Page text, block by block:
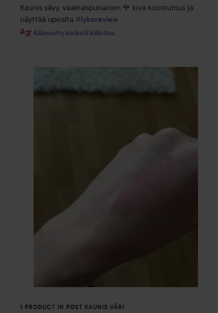
/
5
Kaunis sävy, vaaleanpunainen 🌹 kiva koostumus ja
näyttää upealta #lykoreview
Käännetty kielestä kiillottaa
1 PRODUCT IN POST KAUNIS VÄRI